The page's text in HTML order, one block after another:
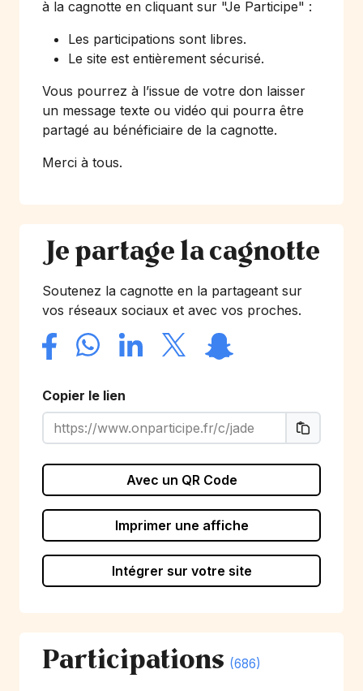
à la cagnotte en cliquant sur "Je Participe" :
Les participations sont libres.
Le site est entièrement sécurisé.
Vous pourrez à l’issue de votre don laisser
un message texte ou vidéo qui pourra être
partagé au bénéficiaire de la cagnotte.
Merci à tous.
Je partage la cagnotte
Soutenez la cagnotte en la partageant sur
vos réseaux sociaux et avec vos proches.
Copier le lien
Avec un QR Code
Imprimer une affiche
Intégrer sur votre site
Participations (686)